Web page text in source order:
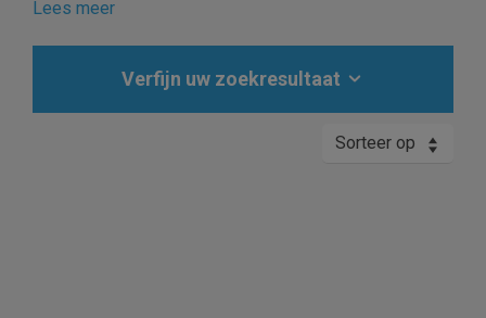
Lees meer
Verfijn uw zoekresultaat
Sorteer op